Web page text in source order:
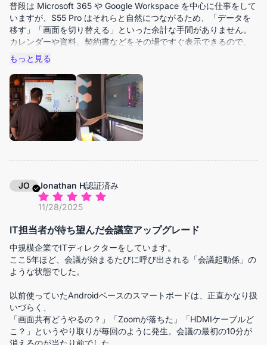
普段は Microsoft 365 や Google Workspace を中心に仕事をして
いますが、S55 Pro はそれらと自然につながるため、「データを
移す」「画面を切り替える」といった余計な手間がありません。
カレンダーや資料、契約書などをその場ですぐ表示できるので、
商談の流れを止めずに進められます。
ハイブリッド会議も非常にスムーズです。
4K表示と映像品質のおかげで、画面越しでも相手に与える印象が
大きく変わったと感じています。オンラインでも、きちんとした
会議室で話しているような安心感があります。
特に良かったのは、リアルタイムでのホワイトボード活用です。
説明したりと、視覚的に共有できるのは大きな強みです。一方的
細かい部分ですが、ケーブル接続の煩わしさや画面共有の不安定
さがなくなったことで、1日の流れがとてもスムーズになりまし
技術的なトラブルに気を取られないだけで、集中力がまったく違
います。
価格は安くありませんが、商談やプレゼンの質を重視する方にと
もっと見る
JO Jonathan H認証済み
11/28/2025
IT担当者が待ち望んだ会議室アップグレード
中規模企業でITディレクターをしています。
ここ5年ほど、会議が始まるたびに呼び出される「会議起動係」の
ような状態でした。
以前使っていたAndroidベースのスマートボードは、正直かなり扱
いづらく、
「画面共有どうやるの？」「Zoomが落ちた」「HDMIケーブルど
こ？」というやり取りが毎回のように発生。会議の最初の10分が